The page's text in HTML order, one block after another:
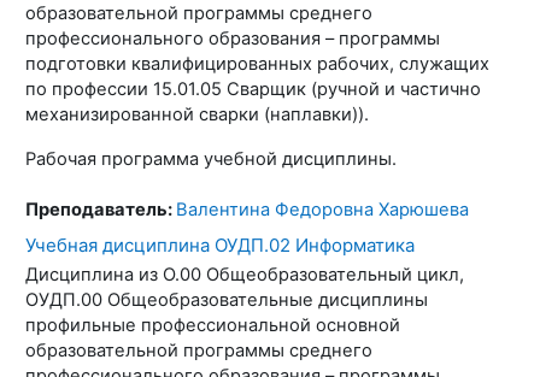
образовательной программы среднего
профессионального образования – программы
подготовки квалифицированных рабочих, служащих
по профессии 15.01.05 Сварщик (ручной и частично
механизированной сварки (наплавки)).
Рабочая программа учебной дисциплины.
Преподаватель: Валентина Федоровна Харюшева
Учебная дисциплина ОУДП.02 Информатика
Дисциплина из О.00 Общеобразовательный цикл,
ОУДП.00 Общеобразовательные дисциплины
профильные профессиональной основной
образовательной программы среднего